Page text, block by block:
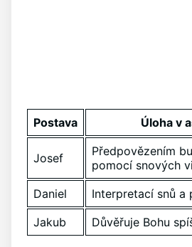
Postava Úloha v
Josef
Předpovězením
pomocí snových
Daniel
Interpretací snů a
Jakub
Důvěřuje Bohu